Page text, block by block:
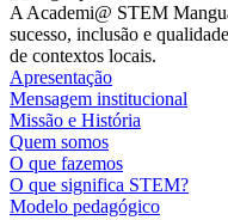
A Academi@ STEM
sucesso, inclusão e
de contextos locais.
Apresentação
Mensagem institucional
Missão e História
Quem somos
O que fazemos
O que significa STEM?
Modelo pedagógico